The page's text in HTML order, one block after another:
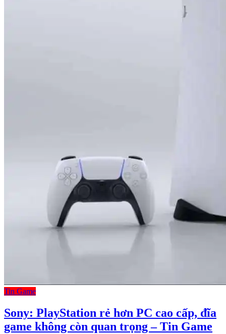
Tin Game
Sony: PlayStation rẻ hơn PC cao cấp, đĩa
game không còn quan trọng – Tin Game